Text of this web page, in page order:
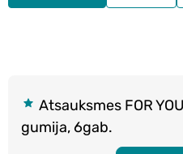
Atsauksmes FOR
gumija, 6gab.